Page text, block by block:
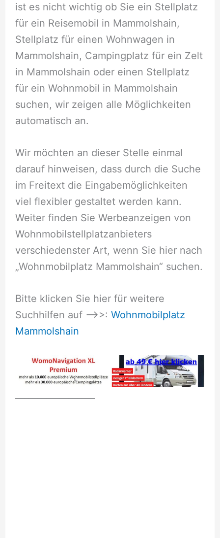
ist es nicht wichtig ob Sie ein Stellplatz
für ein Reisemobil in Mammolshain,
Stellplatz für einen Wohnwagen in
Mammolshain, Campingplatz für ein Zelt
in Mammolshain oder einen Stellplatz
für ein Wohnmobil in Mammolshain
suchen, wir zeigen alle Möglichkeiten
automatisch an.
Wir möchten an dieser Stelle einmal
darauf hinweisen, dass durch die Suche
im Freitext die Eingabemöglichkeiten
viel flexibler gestaltet werden kann.
Weiter finden Sie Werbeanzeigen von
Wohnmobilstellplatzanbieters
verschiedenster Art, wenn Sie hier nach
„Wohnmobilplatz Mammolshain“ suchen.
Bitte klicken Sie hier für weitere
Suchhilfen auf –>>: Wohnmobilplatz
Mammolshain